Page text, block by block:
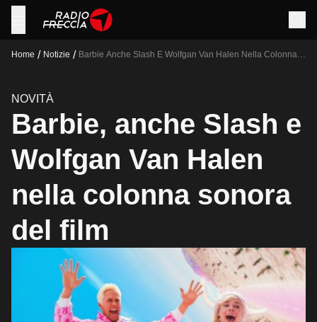
Home / Notizie / Barbie Anche Slash E Wolfgan Van Halen Nella Colonna
NOVITÀ
Barbie, anche Slash e
Wolfgan Van Halen
nella colonna sonora
del film